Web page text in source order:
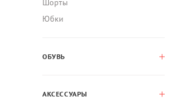
Шорты
Юбки
ОБУВЬ
АКСЕССУАРЫ